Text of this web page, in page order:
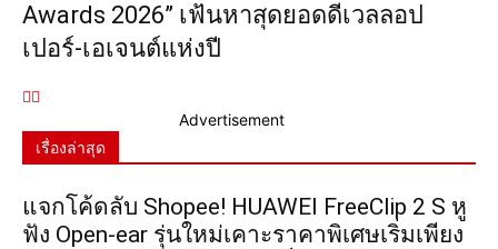
Awards 2026” เฟ้นหาสุดยอดดีเวลลอป
เปอร์-เอเจนต์แห่งปี
Advertisement
เรื่องล่าสุด
แจกโค้ดลับ Shopee! HUAWEI FreeClip 2 S หู
ฟัง Open-ear รุ่นใหม่เคาะราคาพิเศษเริ่มเพียง